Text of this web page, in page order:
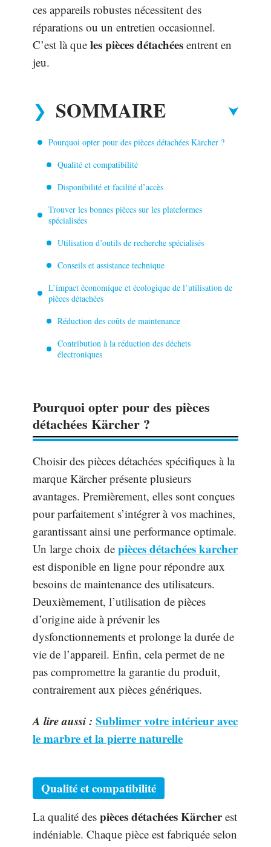
ces appareils robustes nécessitent des
réparations ou un entretien occasionnel.
C’est là que les pièces détachées entrent en
jeu.
SOMMAIRE
Pourquoi opter pour des pièces détachées Kärcher ?
Qualité et compatibilité
Disponibilité et facilité d’accès
Trouver les bonnes pièces sur les plateformes
spécialisées
Utilisation d’outils de recherche spécialisés
Conseils et assistance technique
L’impact économique et écologique de l’utilisation de
pièces détachées
Réduction des coûts de maintenance
Contribution à la réduction des déchets
électroniques
Pourquoi opter pour des pièces
détachées Kärcher ?
Choisir des pièces détachées spécifiques à la
marque Kärcher présente plusieurs
avantages. Premièrement, elles sont conçues
pour parfaitement s’intégrer à vos machines,
garantissant ainsi une performance optimale.
Un large choix de pièces détachées karcher
est disponible en ligne pour répondre aux
besoins de maintenance des utilisateurs.
Deuxièmement, l’utilisation de pièces
d’origine aide à prévenir les
dysfonctionnements et prolonge la durée de
vie de l’appareil. Enfin, cela permet de ne
pas compromettre la garantie du produit,
contrairement aux pièces génériques.
A lire aussi : Sublimer votre intérieur avec
le marbre et la pierre naturelle
Qualité et compatibilité
La qualité des pièces détachées Kärcherest
indéniable. Chaque pièce est fabriquée selon